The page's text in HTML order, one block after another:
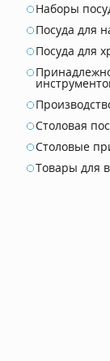
Наборы
Посуда для
Посуда для
Столовая
Столовые
Товары для